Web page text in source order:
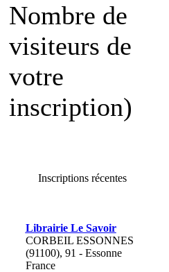
Nombre de
visiteurs de
votre
inscription)
Inscriptions récentes
Librairie Le Savoir
CORBEIL ESSONNES
(91100), 91 - Essonne
France